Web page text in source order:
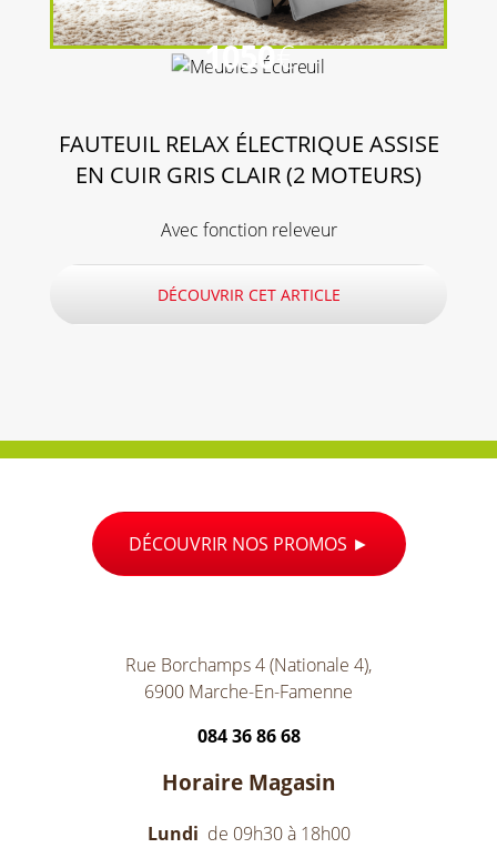
1050€
FAUTEUIL RELAX ÉLECTRIQUE ASSISE
EN CUIR GRIS CLAIR (2 MOTEURS)
Avec fonction releveur
DÉCOUVRIR CET ARTICLE
DÉCOUVRIR NOS PROMOS
Rue Borchamps 4 (Nationale 4),
6900 Marche-En-Famenne
084 36 86 68
Horaire Magasin
Lundi de 09h30 à 18h00